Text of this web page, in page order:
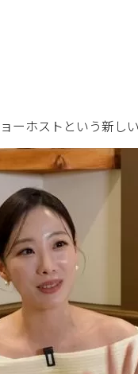
ーホストという新し